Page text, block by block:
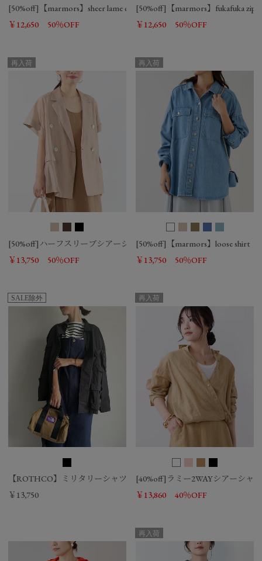
[50%off]【marmors】sheer lame crewneck cardigan
￥12,650
50％OFF
[50%off]【marmors】fukafuka zip
￥12,650
50％OFF
再入荷
[50%off]ハーフスリーブシアージャケット
￥13,750
50％OFF
再入荷
[50%off]【marmors】loose shirt
￥13,750
50％OFF
SALE除外
【ROTHCO】ミリタリーシャツ-BDU SHIRTS/0324101003
￥13,750
再入荷
[40%off]ラミー2WAYシアーシャツ
￥13,860
40％OFF
再入荷